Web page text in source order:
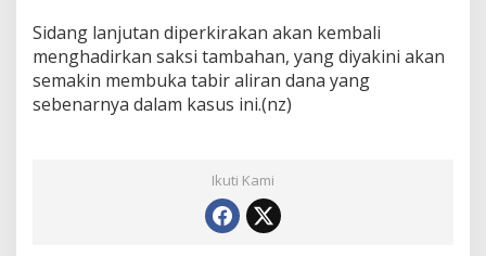
Sidang lanjutan diperkirakan akan kembali
menghadirkan saksi tambahan, yang diyakini akan
semakin membuka tabir aliran dana yang
sebenarnya dalam kasus ini.(nz)
Ikuti Kami